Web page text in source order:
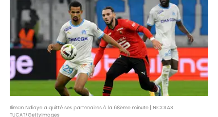
Iliman Ndiaye a quitté ses partenaires à la 68ème minute | NICOLAS
TUCAT/GettyImages